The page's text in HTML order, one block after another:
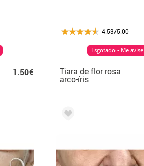
1.50€
4.53/5.00
Tiara de flor rosa
arco-íris
Esgotado - Me avise